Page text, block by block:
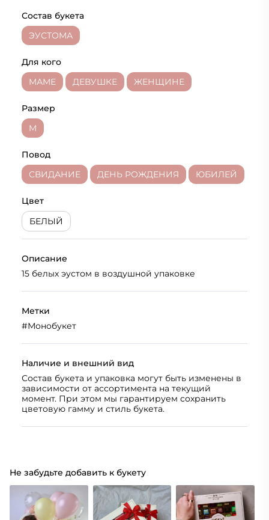
Состав букета
ЭУСТОМА
Для кого
МАМЕ
ДЕВУШКЕ ЖЕНЩИНЕ
Размер
M
Повод
СВИДАНИЕ
ДЕНЬ РОЖДЕНИЯ ЮБИЛЕЙ
Цвет
БЕЛЫЙ
Описание
15 белых эустом в воздушной упаковке
Метки
#Монобукет
Наличие и внешний вид
Состав букета и упаковка могут быть изменены в
зависимости от ассортимента на текущий
момент. При этом мы гарантируем сохранить
цветовую гамму и стиль букета.
Не забудьте добавить к букету